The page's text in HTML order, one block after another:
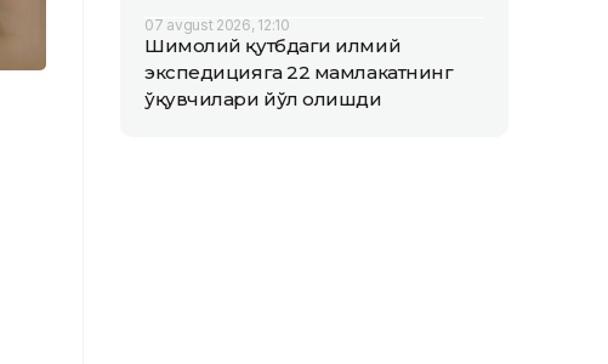
07 avgust 2026, 12:10
Шимолий қутбдаги илмий
экспедицияга 22 мамлакатнинг
ўқувчилари йўл олишди